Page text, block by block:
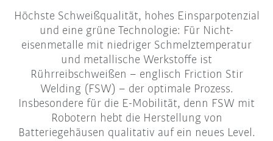
Höchste Schweißqualität, hohes Einsparpotenzial
und eine grüne Technologie: Für Nicht-
eisenmetalle mit niedriger Schmelztemperatur
und metallische Werkstoffe ist
Rührreibschweißen – englisch Friction Stir
Welding (FSW) – der optimale Prozess.
Insbesondere für die E-Mobilität, denn FSW mit
Robotern hebt die Herstellung von
Batteriegehäusen qualitativ auf ein neues Level.